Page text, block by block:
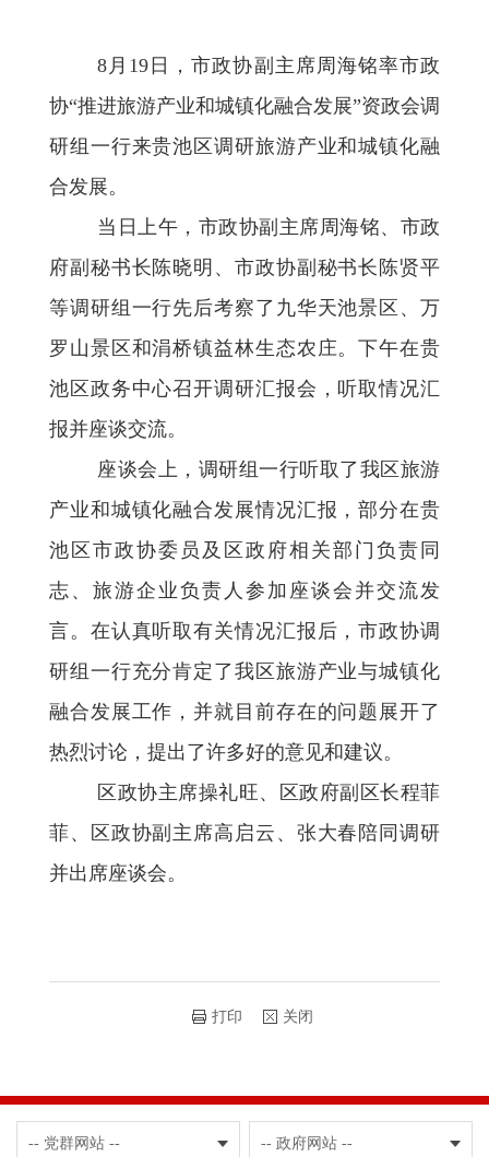
8 月 19 日
，市政协副主席周海铭率市政
协“推进旅游产业和城镇化融合发展”资政会调
研组一行来贵池区调研旅游产业和城镇化融
合发展。
当日上午，市政协副主席周海铭、市政
府副秘书长陈晓明、市政协副秘书长陈贤平
等调研组一行先后考察了 九华天池景区、万
罗山景区和涓桥镇益林生态农庄。下午在贵
池区政务中心召开调研汇报会，听取情况汇
报并座谈交流。
座谈会上，调研组一行听取了我区旅游
产业和城镇化融合发展情况汇报，部分在贵
池区市政协委员及区政府相关部门负责同
志、旅游企业负责人参加座谈会并交流发
言。在认真听取有关情况汇报后，市政协调
研组一行充分肯定了我区旅游产业与城镇化
融合发展工作，并就目前存在的问题展开了
热烈讨论，提出了许多好的意见和建议。
区政协主席操礼旺、区政府副区长程菲
菲、区政协副主席高启云、张大春陪同调研
并出席座谈会。
打印 关闭
-- 党群网站 -- -- 政府网站 --